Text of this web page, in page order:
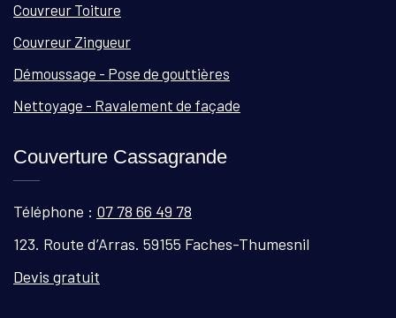
Couvreur Toiture
Couvreur Zingueur
Démoussage - Pose de gouttières
Nettoyage - Ravalement de façade
Couverture Cassagrande
Téléphone : 07 78 66 49 78
123. Route d’Arras. 59155 Faches-Thumesnil
Devis gratuit